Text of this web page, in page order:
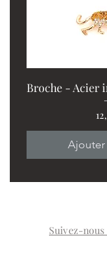
Broche - Acier
Ajouter
Suivez-